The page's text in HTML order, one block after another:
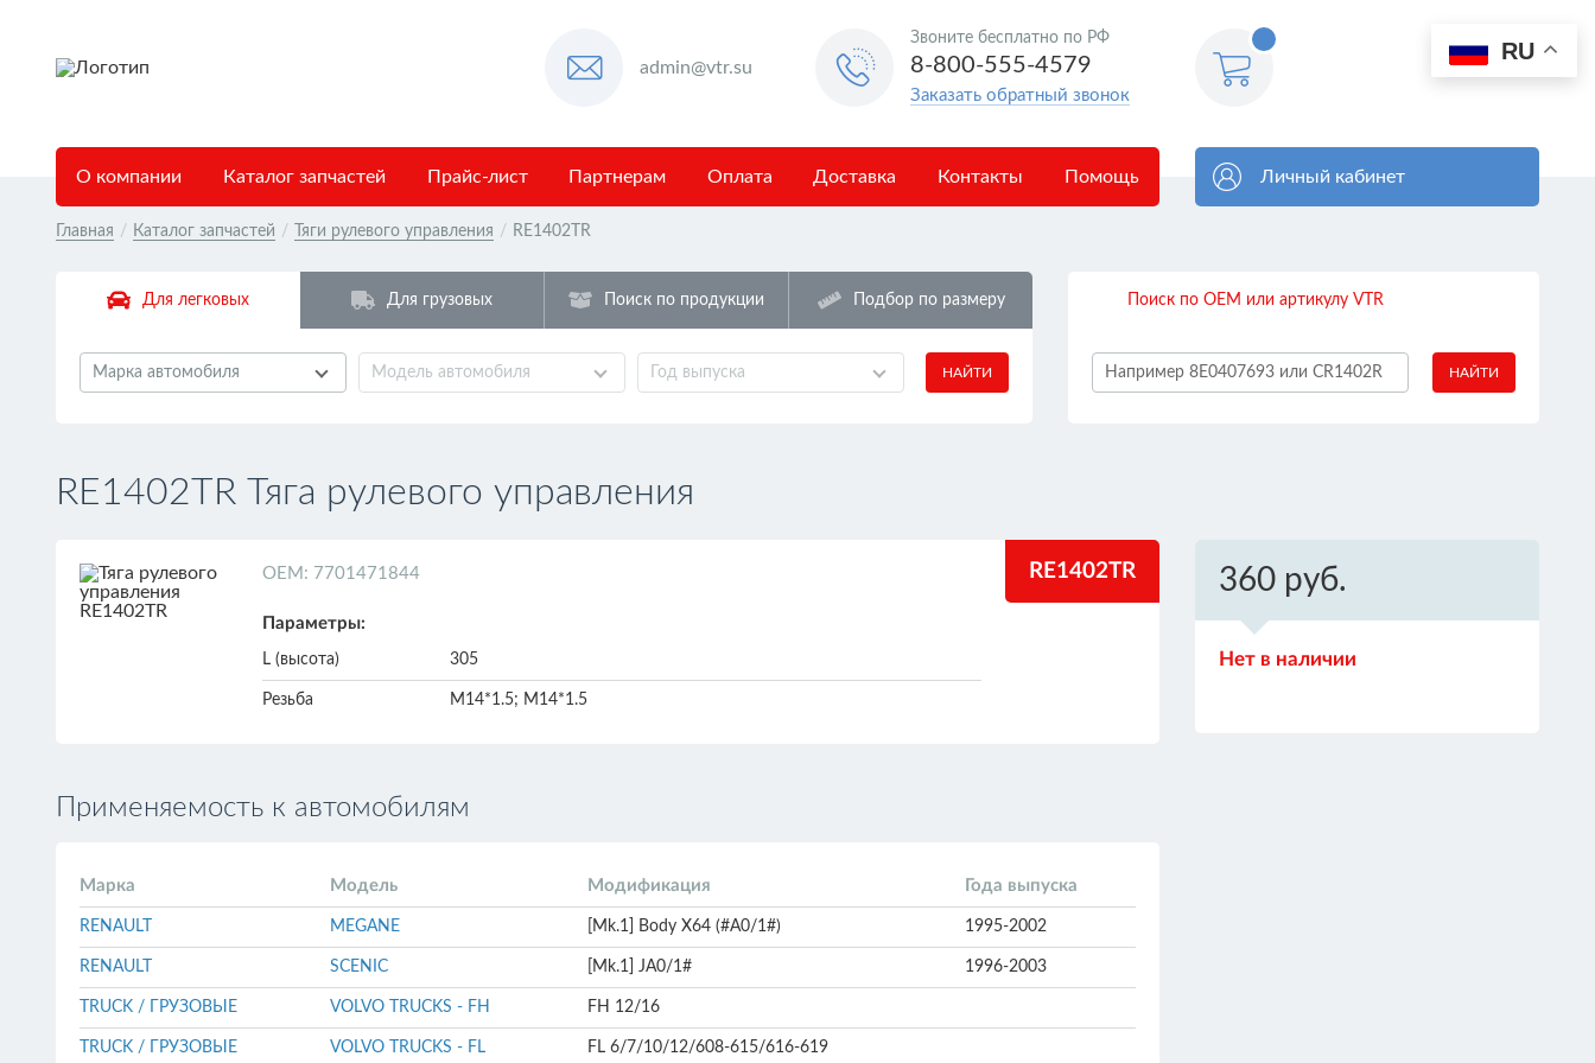
RU
admin@vtr.su
Звоните бесплатно по РФ
8-800-555-4579
Заказать обратный звонок
О компании Каталог запчастей Прайс-лист Партнерам Оплата Доставка Контакты Помощь Личный кабинет
Главная / Каталог запчастей / Тяги рулевого управления / RE1402TR
Для легковых
Марка автомобиля Модель автомобиля Год выпуска НАЙТИ
Для грузовых Поиск по продукции Подбор по размеру Поиск по OEM или артикулу VTR
НАЙТИ
RE1402TR Тяга рулевого управления
RE1402TR
ОЕМ: 7701471844
Параметры:
L (высота) 305
Резьба M14*1.5; M14*1.5
Применяемость к автомобилям
Марка Модель Модификация Года выпуска
RENAULT MEGANE [Mk.1] Body X64 (#A0/1#) 1995-2002
RENAULT SCENIC [Mk.1] JA0/1# 1996-2003
TRUCK / ГРУЗОВЫЕ VOLVO TRUCKS - FH FH 12/16
TRUCK / ГРУЗОВЫЕ VOLVO TRUCKS - FL FL 6/7/10/12/608-615/616-619
360 руб.
Нет в наличии